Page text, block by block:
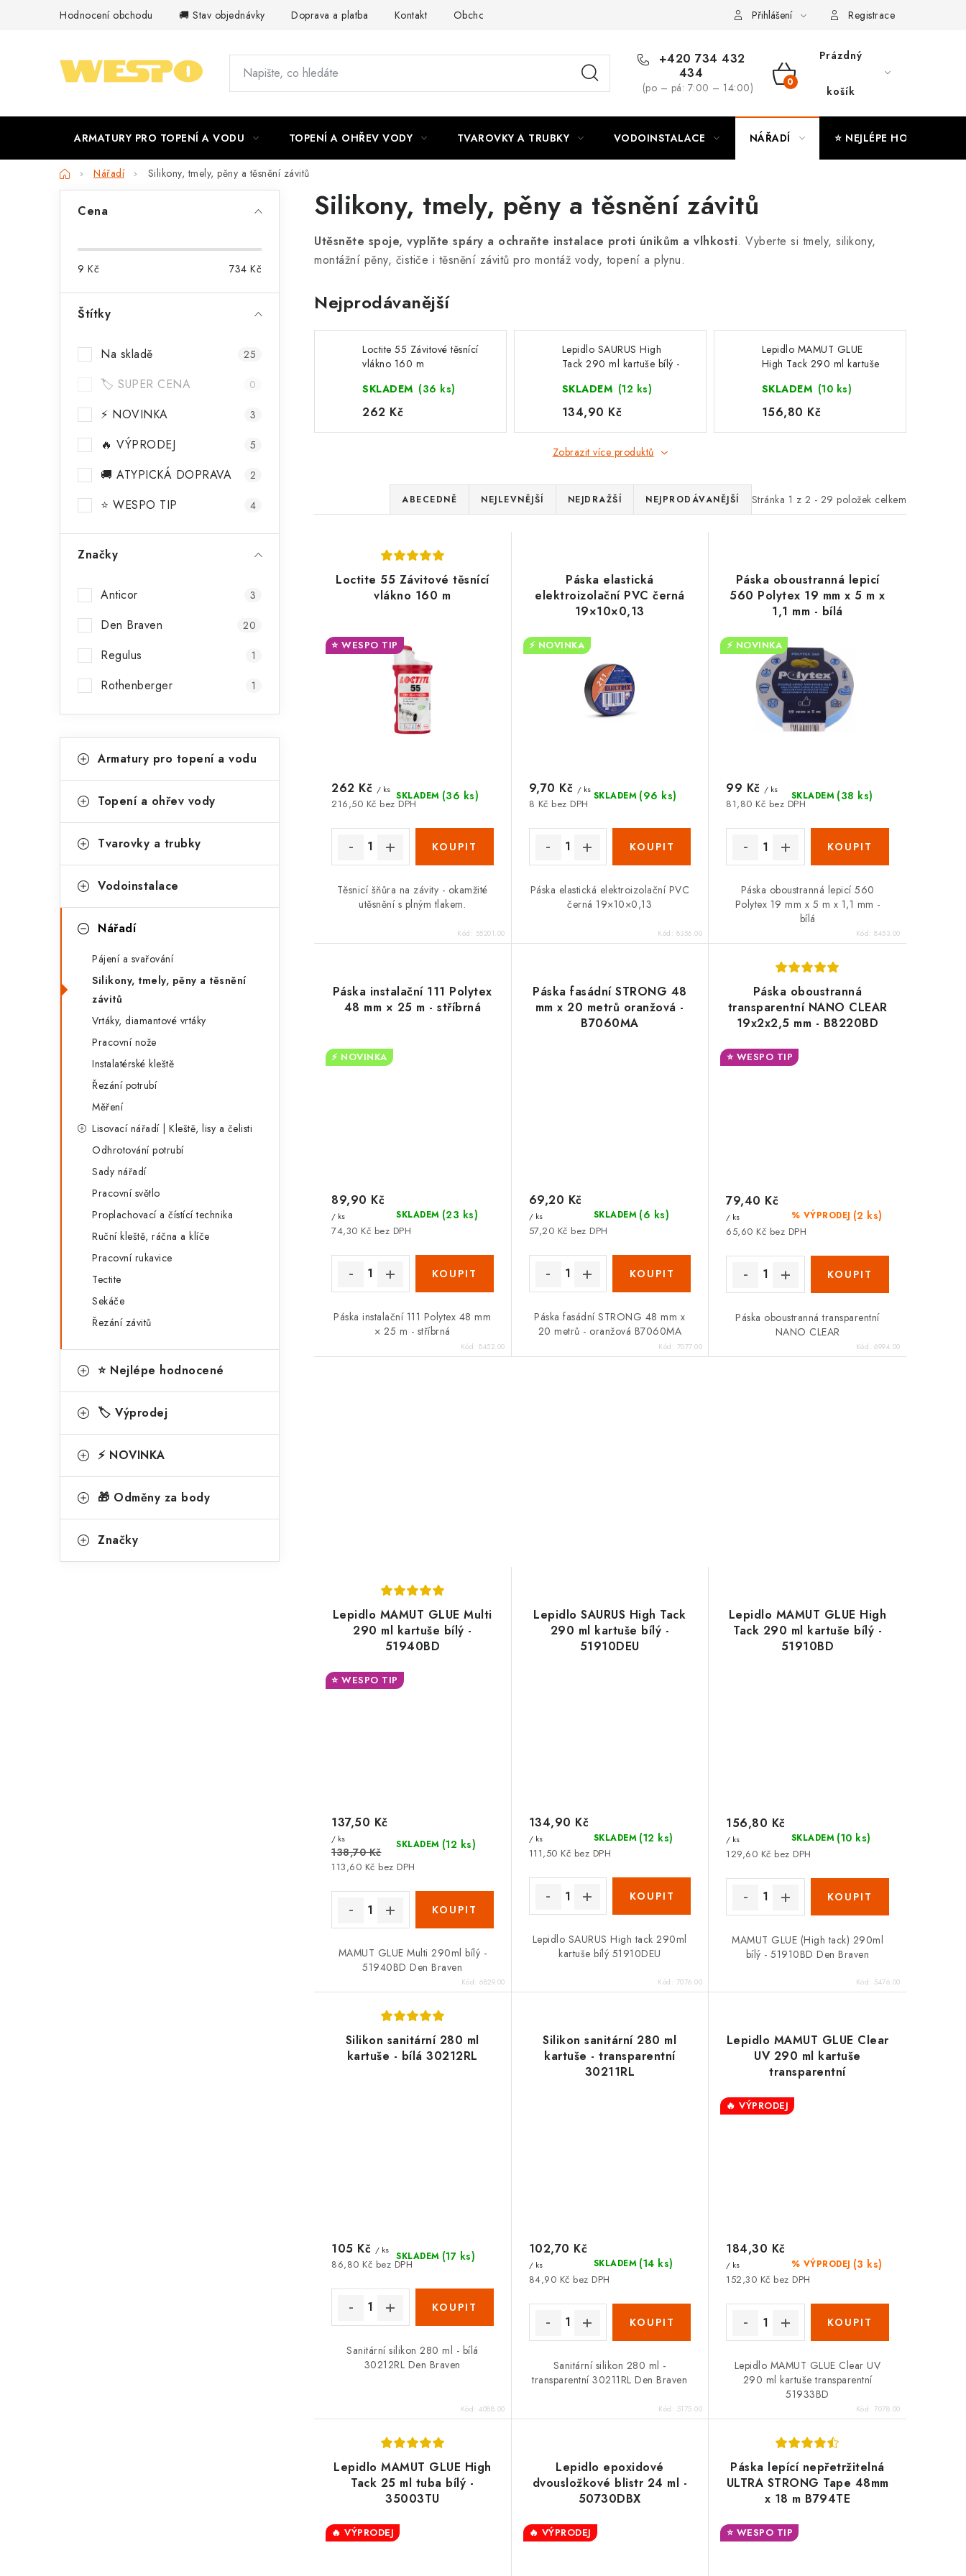
Hodnocení obchodu 🚚 Stav objednávky Doprava a platba Kontakt Obchodní podmínky Moje objednávka
Přihlášení Registrace
+420 734 432
434
(po – pá: 7:00 – 14:00)
NÁKUPNÍ
Prázdný
košík
ARMATURY PRO TOPENÍ A VODU TOPENÍ A OHŘEV VODY TVAROVKY A TRUBKY VODOINSTALACE NÁŘADÍ ⭐ NEJLÉPE HODNOCENÉ
DomůNářadí Silikony, tmely, pěny a těsnění závitů
t
e
Cena
9 Kč 734 Kč
Štítky
Na skladě 25
🏷️ SUPER CENA 0
⚡ NOVINKA 3
🔥 VÝPRODEJ 5
🚚 ATYPICKÁ DOPRAVA 2
⭐ WESPO TIP 4
Značky
Anticor 3
Den Braven 20
Regulus 1
Rothenberger 1
kategorie
a
e
o
i
Armatury pro topení a vodu
Topení a ohřev vody
Tvarovky a trubky
Vodoinstalace
Nářadí
Pájení a svařování
Silikony, tmely, pěny a těsnění
závitů
Vrtáky, diamantové vrtáky
Pracovní nože
Instalatérské kleště
Řezání potrubí
Měření
Lisovací nářadí | Kleště, lisy a čelisti
Odhrotování potrubí
Sady nářadí
Pracovní světlo
Proplachovací a čístící technika
Ruční kleště, ráčna a klíče
Pracovní rukavice
Tectite
Sekáče
Řezání závitů
⭐ Nejlépe hodnocené
🏷️ Výprodej
⚡ NOVINKA
🎁 Odměny za body
Značky
Silikony, tmely, pěny a těsnění závitů
Utěsněte spoje, vyplňte spáry a ochraňte instalace proti únikům a vlhkosti. Vyberte si tmely, silikony,
montážní pěny, čističe i těsnění závitů pro montáž vody, topení a plynu.
Nejprodávanější
Loctite 55 Závitové těsnící
vlákno 160 m
SKLADEM (36 ks)
262 Kč
Lepidlo SAURUS High
Tack 290 ml kartuše bílý -
SKLADEM (12 ks)
134,90 Kč
Lepidlo MAMUT GLUE
High Tack 290 ml kartuše
SKLADEM (10 ks)
156,80 Kč
Zobrazit více produktů
Stránka 1 z 2 - 29 položek celkem
Ř
a
z
e
n
í
p
r
o
d
k
t
ů
ABECEDNĚ NEJLEVNĚJŠÍ NEJDRAŽŠÍ NEJPRODÁVANĚJŠÍ
Loctite 55 Závitové těsnící
vlákno 160 m
⭐ WESPO TIP
SKLADEM (36 ks)
216,50 Kč bez DPH
262 Kč / ks
Těsnicí šňůra na závity - okamžité
utěsnění s plným tlakem.
Kód: 55201.00
Páska elastická
elektroizolační PVC černá
19×10­×0,13
⚡ NOVINKA
SKLADEM (96 ks)
8 Kč bez DPH
9,70 Kč / ks
Páska elastická elektroizolační PVC
černá 19×10­×0,13
Kód: 8356.00
Páska oboustranná lepicí
560 Polytex 19 mm x 5 m x
1,1 mm - bílá
⚡ NOVINKA
SKLADEM (38 ks)
81,80 Kč bez DPH
99 Kč / ks
Páska oboustranná lepicí 560
Polytex 19 mm x 5 m x 1,1 mm -
bílá
Kód:8453.00
Páska instalační 111 Polytex
48 mm × 25 m - stříbrná
⚡ NOVINKA
SKLADEM (23 ks)
74,30 Kč bez DPH
89,90 Kč
/ ks
Páska instalační 111 Polytex 48 mm
× 25 m - stříbrná
Kód:8452.00
Páska fasádní STRONG 48
mm x 20 metrů oranžová -
B7060MA
SKLADEM (6 ks)
57,20 Kč bez DPH
69,20 Kč
/ ks
Páska fasádní STRONG 48 mm x
20 metrů - oranžová B7060MA
Kód: 7077.00
Páska oboustranná
transparentní NANO CLEAR
19x2x2,5 mm - B8220BD
⭐ WESPO TIP
% VÝPRODEJ (2 ks)
65,60 Kč bez DPH
79,40 Kč
/ ks
Páska oboustranná transparentní
NANO CLEAR
Kód:6994.00
Lepidlo MAMUT GLUE Multi
290 ml kartuše bílý -
51940BD
⭐ WESPO TIP
SKLADEM (12 ks)
113,60 Kč bez DPH
137,50 Kč
/ ks
138,70 Kč
MAMUT GLUE Multi 290ml bílý -
51940BD Den Braven
Kód:6829.00
Lepidlo SAURUS High Tack
290 ml kartuše bílý -
51910DEU
SKLADEM (12 ks)
111,50 Kč bez DPH
134,90 Kč
/ ks
Lepidlo SAURUS High tack 290ml
kartuše bílý 51910DEU
Kód: 7076.00
Lepidlo MAMUT GLUE High
Tack 290 ml kartuše bílý -
51910BD
SKLADEM (10 ks)
129,60 Kč bez DPH
156,80 Kč
/ ks
MAMUT GLUE (High tack) 290ml
bílý - 51910BD Den Braven
Kód:5476.00
Silikon sanitární 280 ml
kartuše - bílá 30212RL
SKLADEM (17 ks)
86,80 Kč bez DPH
105 Kč / ks
Sanitární silikon 280 ml - bílá
30212RL Den Braven
Kód:4088.00
Silikon sanitární 280 ml
kartuše - transparentní
30211RL
SKLADEM (14 ks)
84,90 Kč bez DPH
102,70 Kč
/ ks
Sanitární silikon 280 ml -
transparentní 30211RL Den Braven
Kód: 5175.00
Lepidlo MAMUT GLUE Clear
UV 290 ml kartuše
transparentní
🔥 VÝPRODEJ
% VÝPRODEJ (3 ks)
152,30 Kč bez DPH
184,30 Kč
/ ks
Lepidlo MAMUT GLUE Clear UV
290 ml kartuše transparentní
51933BD
Kód:7078.00
Lepidlo MAMUT GLUE High
Tack 25 ml tuba bílý -
35003TU
🔥 VÝPRODEJ
Lepidlo epoxidové
dvousložkové blistr 24 ml -
50730DBX
🔥 VÝPRODEJ
Páska lepící nepřetržitelná
ULTRA STRONG Tape 48mm
x 18 m B794TE
⭐ WESPO TIP
Zákaznická podpora
Stačí napsat, poradíme s čímkoli.